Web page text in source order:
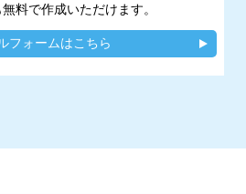
料で作成いただけます。
フォームはこちら